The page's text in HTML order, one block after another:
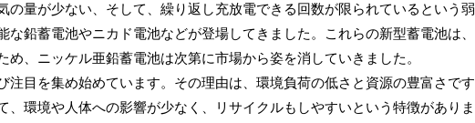
の量が少ない、そして、繰り返し充放電できる回数が限られているという弱
な鉛蓄電池やニカド電池などが登場してきました。これらの新型蓄電池は
、ニッケル亜鉛蓄電池は次第に市場から姿を消していきました。
注目を集め始めています。その理由は、環境負荷の低さと資源の豊富さで
、環境や人体への影響が少なく、リサイクルもしやすいという特徴があり